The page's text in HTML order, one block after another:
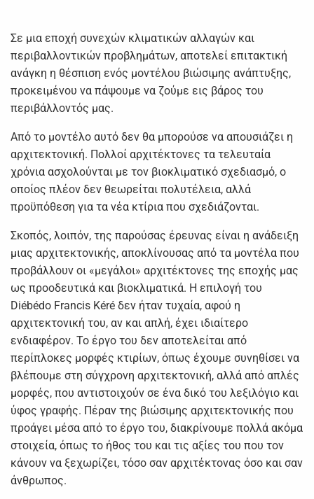
Σε μια εποχή συνεχών κλιματικών αλλαγών και
περιβαλλοντικών προβλημάτων, αποτελεί επιτακτική
ανάγκη η θέσπιση ενός μοντέλου βιώσιμης ανάπτυξης,
προκειμένου να πάψουμε να ζούμε εις βάρος του
περιβάλλοντός μας.
Από το μοντέλο αυτό δεν θα μπορούσε να απουσιάζει η
αρχιτεκτονική. Πολλοί αρχιτέκτονες τα τελευταία
χρόνια ασχολούνται με τον βιοκλιματικό σχεδιασμό, ο
οποίος πλέον δεν θεωρείται πολυτέλεια, αλλά
προϋπόθεση για τα νέα κτίρια που σχεδιάζονται.
Σκοπός, λοιπόν, της παρούσας έρευνας είναι η ανάδειξη
μιας αρχιτεκτονικής, αποκλίνουσας από τα μοντέλα που
προβάλλουν οι «μεγάλοι» αρχιτέκτονες της εποχής μας
ως προοδευτικά και βιοκλιματικά. Η επιλογή του
Diébédo Francis Kéré δεν ήταν τυχαία, αφού η
αρχιτεκτονική του, αν και απλή, έχει ιδιαίτερο
ενδιαφέρον. Το έργο του δεν αποτελείται από
περίπλοκες μορφές κτιρίων, όπως έχουμε συνηθίσει να
βλέπουμε στη σύγχρονη αρχιτεκτονική, αλλά από απλές
μορφές, που αντιστοιχούν σε ένα δικό του λεξιλόγιο και
ύφος γραφής. Πέραν της βιώσιμης αρχιτεκτονικής που
προάγει μέσα από το έργο του, διακρίνουμε πολλά ακόμα
στοιχεία, όπως το ήθος του και τις αξίες του που τον
κάνουν να ξεχωρίζει, τόσο σαν αρχιτέκτονας όσο και σαν
άνθρωπος.